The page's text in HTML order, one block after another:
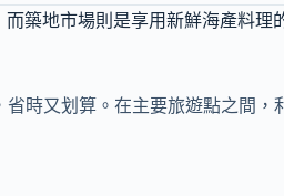
築地市場則是享用新鮮海產料理
時又划算。在主要旅遊點之間